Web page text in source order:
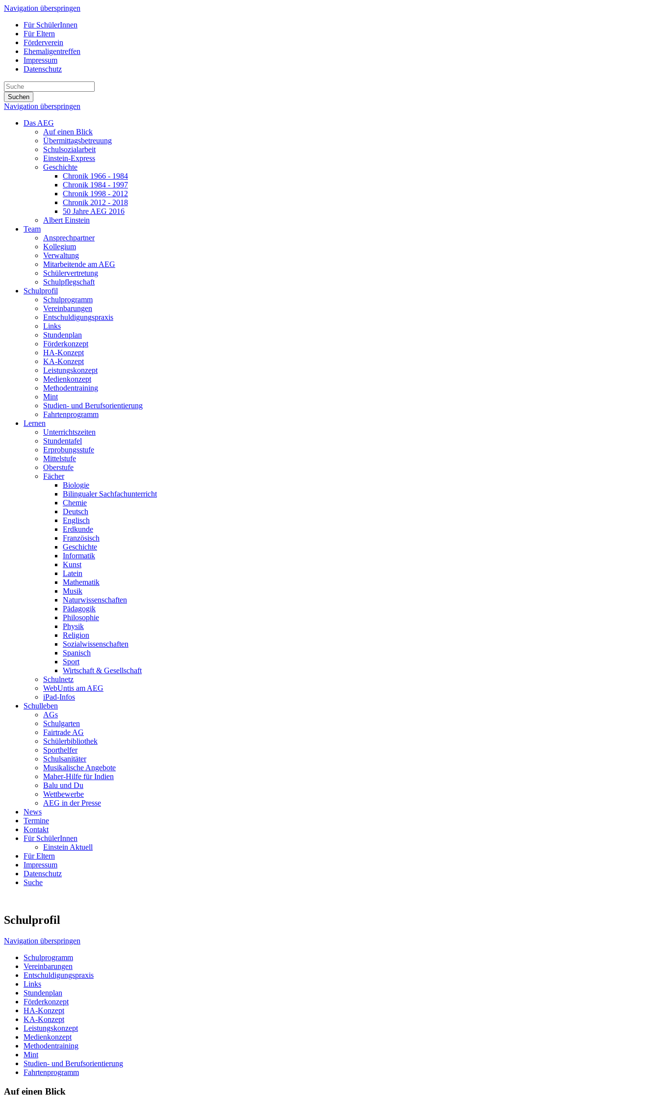
Navigation überspringen
Für SchülerInnen
Für Eltern
Förderverein
Ehemaligentreffen
Impressum
Datenschutz
Suchen
Navigation überspringen
Das AEG
Auf einen Blick
Übermittagsbetreuung
Schulsozialarbeit
Einstein-Express
Geschichte
Chronik 1966 - 1984
Chronik 1984 - 1997
Chronik 1998 - 2012
Chronik 2012 - 2018
50 Jahre AEG 2016
Albert Einstein
Team
Ansprechpartner
Kollegium
Verwaltung
Mitarbeitende am AEG
Schülervertretung
Schulpflegschaft
Schulprofil
Schulprogramm
Vereinbarungen
Entschuldigungspraxis
Links
Stundenplan
Förderkonzept
HA-Konzept
KA-Konzept
Leistungskonzept
Medienkonzept
Methodentraining
Mint
Studien- und Berufsorientierung
Fahrtenprogramm
Lernen
Unterrichtszeiten
Stundentafel
Erprobungsstufe
Mittelstufe
Oberstufe
Fächer
Biologie
Bilingualer Sachfachunterricht
Chemie
Deutsch
Englisch
Erdkunde
Französisch
Geschichte
Informatik
Kunst
Latein
Mathematik
Musik
Naturwissenschaften
Pädagogik
Philosophie
Physik
Religion
Sozialwissenschaften
Spanisch
Sport
Wirtschaft & Gesellschaft
Schulnetz
WebUntis am AEG
iPad-Infos
Schulleben
AGs
Schulgarten
Fairtrade AG
Schülerbibliothek
Sporthelfer
Schulsanitäter
Musikalische Angebote
Maher-Hilfe für Indien
Balu und Du
Wettbewerbe
AEG in der Presse
News
Termine
Kontakt
Für SchülerInnen
Einstein Aktuell
Für Eltern
Impressum
Datenschutz
Suche
Schulprofil
Navigation überspringen
Schulprogramm
Vereinbarungen
Entschuldigungspraxis
Links
Stundenplan
Förderkonzept
HA-Konzept
KA-Konzept
Leistungskonzept
Medienkonzept
Methodentraining
Mint
Studien- und Berufsorientierung
Fahrtenprogramm
Auf einen Blick